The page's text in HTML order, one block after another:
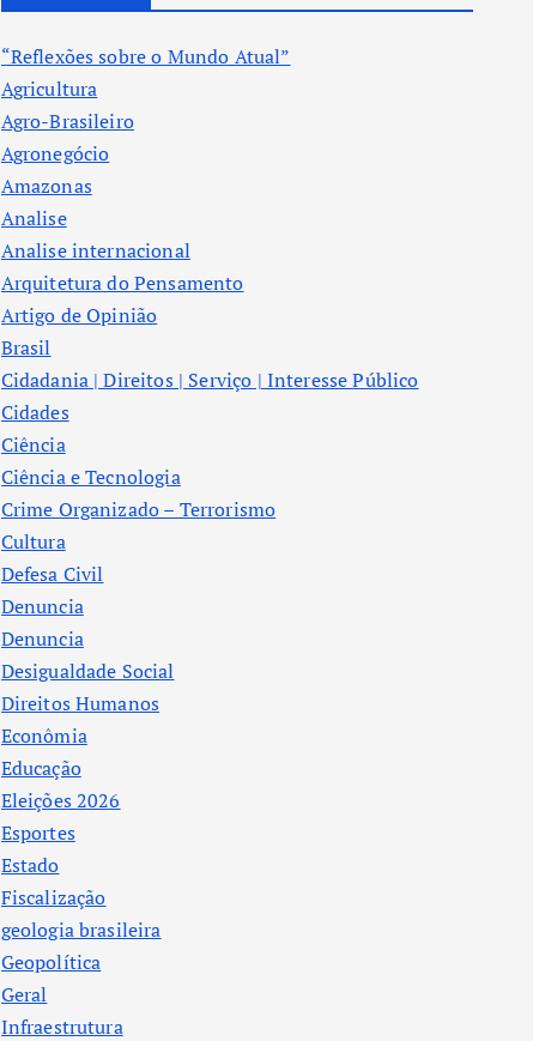
“Reflexões sobre o Mundo Atual”
Agricultura
Agro-Brasileiro
Agronegócio
Amazonas
Analise
Analise internacional
Arquitetura do Pensamento
Artigo de Opinião
Brasil
Cidadania | Direitos | Serviço | Interesse Público
Cidades
Ciência
Ciência e Tecnologia
Crime Organizado – Terrorismo
Cultura
Defesa Civil
Denuncia
Denuncia
Desigualdade Social
Direitos Humanos
Econômia
Educação
Eleições 2026
Esportes
Estado
Fiscalização
geologia brasileira
Geopolítica
Geral
Infraestrutura